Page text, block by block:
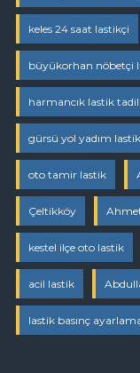
keles 24 saat lastikçi
büyükorhan nöbetçi
harmancık lastik
gürsü yol yadım
oto tamir lastik
Çeltikköy
kestel ilçe oto lastik
acil lastik
lastik basınç